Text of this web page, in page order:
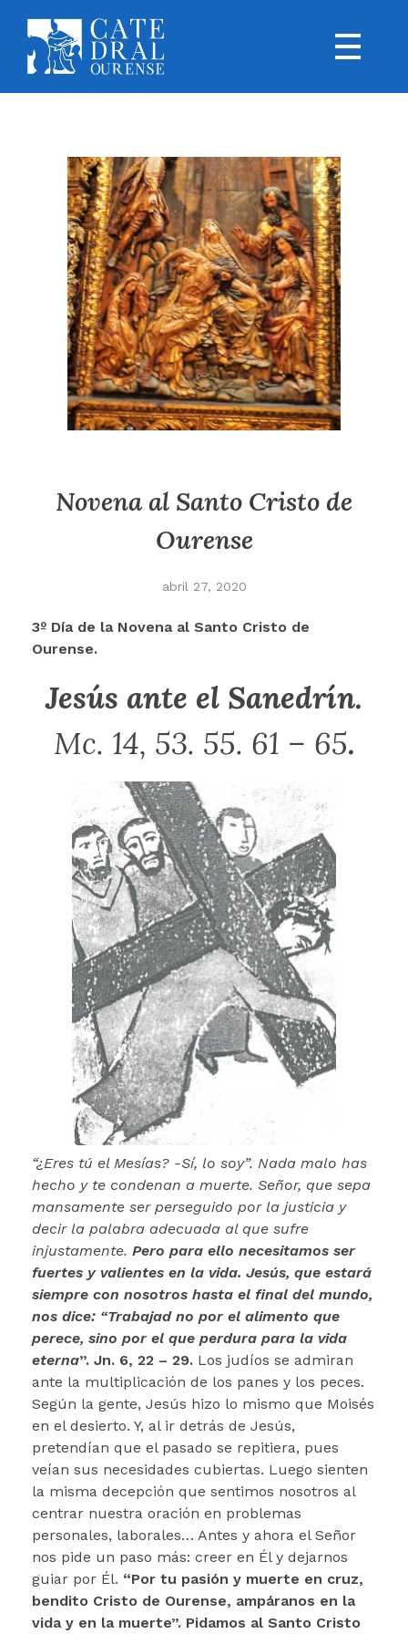
Novena al Santo Cristo de
Ourense
abril 27, 2020
3º Día de la Novena al Santo Cristo de
Ourense.
Jesús ante el Sanedrín.
Mc. 14, 53. 55. 61 – 65.
“¿Eres tú el Mesías? -Sí, lo soy”. Nada malo has
hecho y te condenan a muerte. Señor, que sepa
mansamente ser perseguido por la justicia y
decir la palabra adecuada al que sufre
injustamente. Pero para ello necesitamos ser
fuertes y valientes en la vida. Jesús, que estará
siempre con nosotros hasta el final del mundo,
nos dice: “Trabajad no por el alimento que
perece, sino por el que perdura para la vida
eterna”. Jn. 6, 22 – 29. Los judíos se admiran
ante la multiplicación de los panes y los peces.
Según la gente, Jesús hizo lo mismo que Moisés
en el desierto. Y, al ir detrás de Jesús,
pretendían que el pasado se repitiera, pues
veían sus necesidades cubiertas. Luego sienten
la misma decepción que sentimos nosotros al
centrar nuestra oración en problemas
personales, laborales… Antes y ahora el Señor
nos pide un paso más: creer en Él y dejarnos
guiar por Él. “Por tu pasión y muerte en cruz,
bendito Cristo de Ourense, ampáranos en la
vida y en la muerte”. Pidamos al Santo Cristo